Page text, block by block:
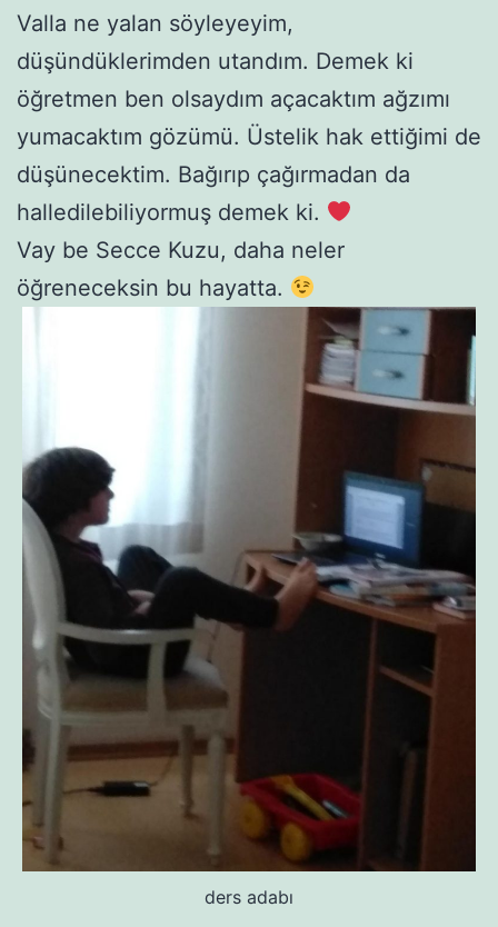
Valla ne yalan söyleyeyim,
düşündüklerimden utandım. Demek ki
öğretmen ben olsaydım açacaktım ağzımı
yumacaktım gözümü. Üstelik hak ettiğimi de
düşünecektim. Bağırıp çağırmadan da
halledilebiliyormuş demek ki.
Vay be Secce Kuzu, daha neler
öğreneceksin bu hayatta.
ders adabı